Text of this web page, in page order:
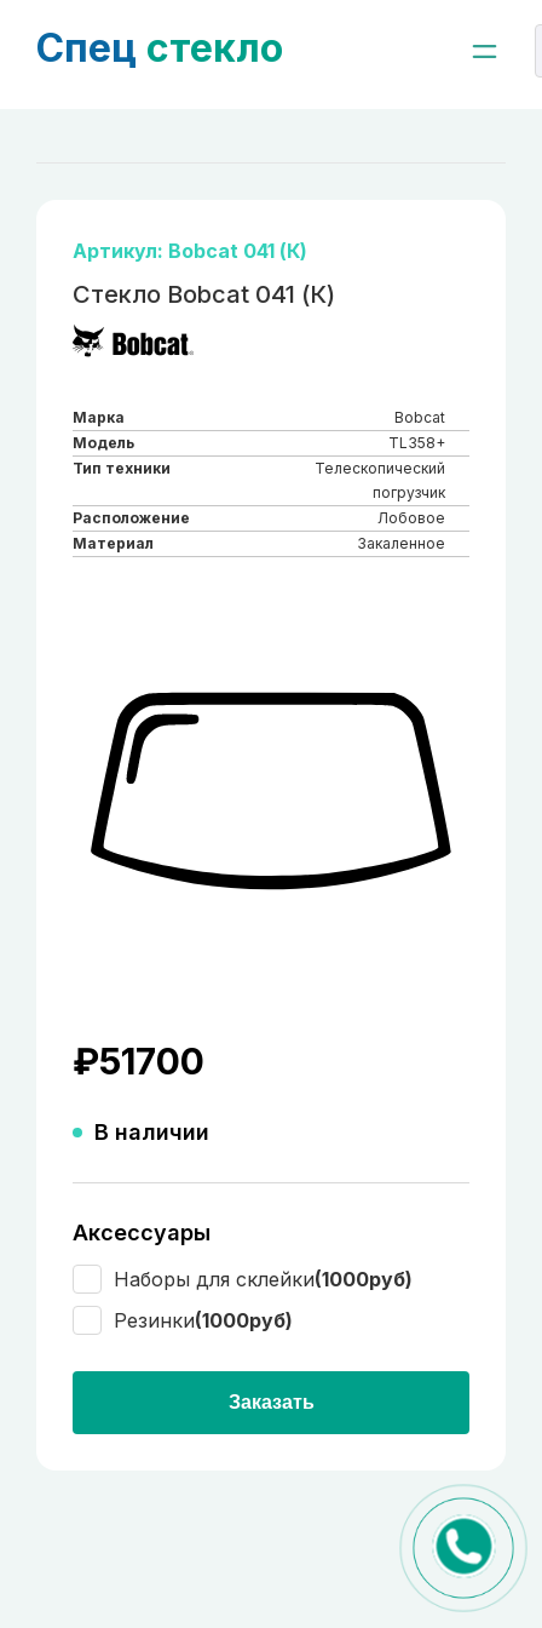
Спец стекло
Артикул: Bobcat 041 (К)
Стекло Bobcat 041 (К)
Марка
Bobcat
Модель
TL358+
Тип техники
Телескопический
погрузчик
Расположение
Лобовое
Материал
Закаленное
₽51700
В наличии
Аксессуары
Наборы для склейки(1000руб)
Резинки(1000руб)
Заказать